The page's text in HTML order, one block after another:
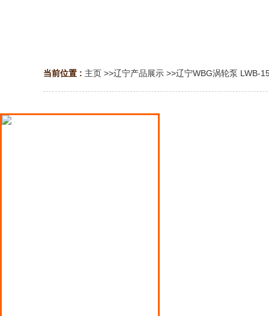
当前位置 : 主页 >>辽宁产品展示 >>辽宁WBG涡轮泵 LWB-